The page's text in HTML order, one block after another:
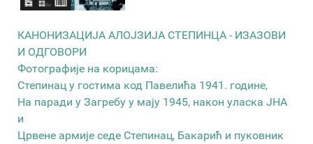
КАНОНИЗАЦИЈА АЛОЈЗИЈА СТЕПИНЦА - ИЗАЗОВИ
И ОДГОВОРИ
Фотографије на корицама:
Степинац у гостима код Павелића 1941. године,
На паради у Загребу у мају 1945, након уласка ЈНА
и
Црвене армије седе Степинац, Бакарић и пуковник